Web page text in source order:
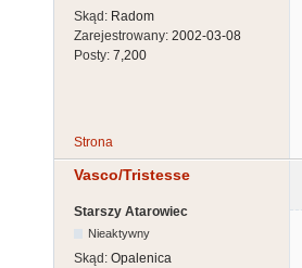
Skąd: Radom
Zarejestrowany: 2002-03-08
Posty: 7,200
Strona
Vasco/Tristesse
Starszy Atarowiec
Nieaktywny
Skąd: Opalenica